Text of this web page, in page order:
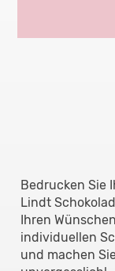
Bedrucken Sie
Lindt
Ihren
individuellen
und machen